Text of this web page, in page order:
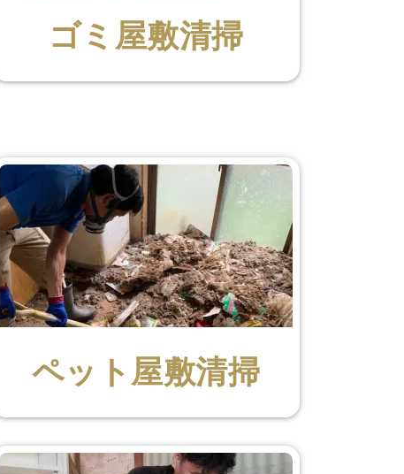
ゴミ屋敷清掃
ペット屋敷清掃